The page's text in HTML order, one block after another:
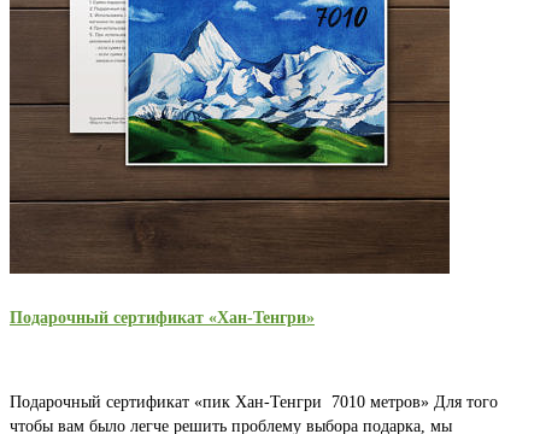
Подарочный сертификат «Хан-Тенгри»
Подарочный сертификат «пик Хан-Тенгри 7010 метров» Для того
чтобы вам было легче решить проблему выбора подарка, мы